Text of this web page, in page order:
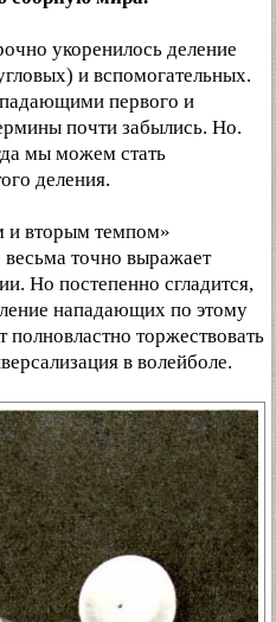
укоренилось деление
и вспомогательных.
первого и
почти забылись. Но.
мы можем стать
деления.
и вторым темпом»
весьма точно выражает
Но постепенно сгладится,
нападающих по этому
торжествовать
в волейболе.